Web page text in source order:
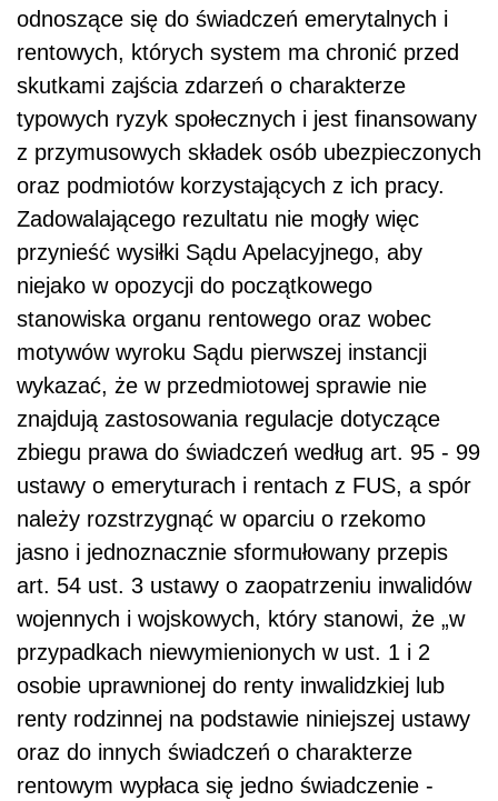
odnoszące się do świadczeń emerytalnych i
rentowych, których system ma chronić przed
skutkami zajścia zdarzeń o charakterze
typowych ryzyk społecznych i jest finansowany
z przymusowych składek osób ubezpieczonych
oraz podmiotów korzystających z ich pracy.
Zadowalającego rezultatu nie mogły więc
przynieść wysiłki Sądu Apelacyjnego, aby
niejako w opozycji do początkowego
stanowiska organu rentowego oraz wobec
motywów wyroku Sądu pierwszej instancji
wykazać, że w przedmiotowej sprawie nie
znajdują zastosowania regulacje dotyczące
zbiegu prawa do świadczeń według art. 95 - 99
ustawy o emeryturach i rentach z FUS, a spór
należy rozstrzygnąć w oparciu o rzekomo
jasno i jednoznacznie sformułowany przepis
art. 54 ust. 3 ustawy o zaopatrzeniu inwalidów
wojennych i wojskowych, który stanowi, że „w
przypadkach niewymienionych w ust. 1 i 2
osobie uprawnionej do renty inwalidzkiej lub
renty rodzinnej na podstawie niniejszej ustawy
oraz do innych świadczeń o charakterze
rentowym wypłaca się jedno świadczenie -